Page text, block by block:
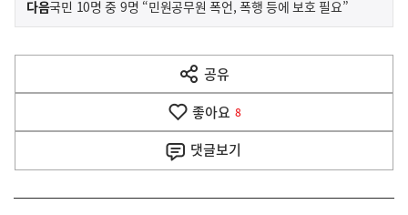
전
다
음
다음기
사
국민 10명 중 9명 “민원공무원 폭언, 폭행 등에 보호 필요”
공유
열
기
좋아요 8
댓글보기